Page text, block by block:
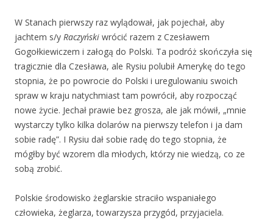
W Stanach pierwszy raz wylądował, jak pojechał, aby
jachtem s/y Raczyński wrócić razem z Czesławem
Gogołkiewiczem i załogą do Polski. Ta podróż skończyła się
tragicznie dla Czesława, ale Rysiu polubił Amerykę do tego
stopnia, że po powrocie do Polski i uregulowaniu swoich
spraw w kraju natychmiast tam powrócił, aby rozpocząć
nowe życie. Jechał prawie bez grosza, ale jak mówił, „mnie
wystarczy tylko kilka dolarów na pierwszy telefon i ja dam
sobie radę”. I Rysiu dał sobie radę do tego stopnia, że
mógłby być wzorem dla młodych, którzy nie wiedzą, co ze
sobą zrobić.
Polskie środowisko żeglarskie straciło wspaniałego
człowieka, żeglarza, towarzysza przygód, przyjaciela.